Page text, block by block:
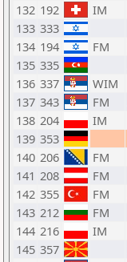
132 192 IM
133 333
134 194 FM
135 335
136 337 WIM
137 343 FM
138 204 IM
139 353
140 206 FM
141 208 FM
142 355 FM
143 212 FM
144 216 IM
145 357